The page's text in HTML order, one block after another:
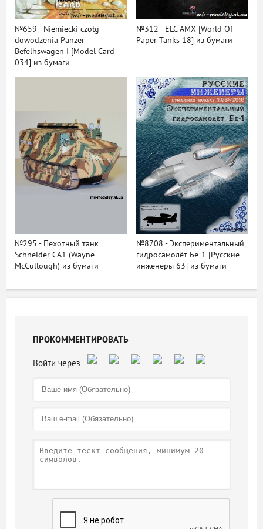
№659 - Niemiecki czołg
dowodzenia Panzer
Befelhswagen I [Model Card
034] из бумаги
№312 - ELC AMX [World Of
Paper Tanks 18] из бумаги
№295 - Пехотный танк
Schneider CA1 (Wayne
McCullough) из бумаги
№8708 - Экспериментальный
гидросамолёт Бе-1 [Русские
инженеры 63] из бумаги
ПРОКОММЕНТИРОВАТЬ